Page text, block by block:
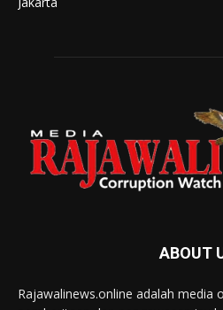
ABOUT
Rajawalinews.online adalah media